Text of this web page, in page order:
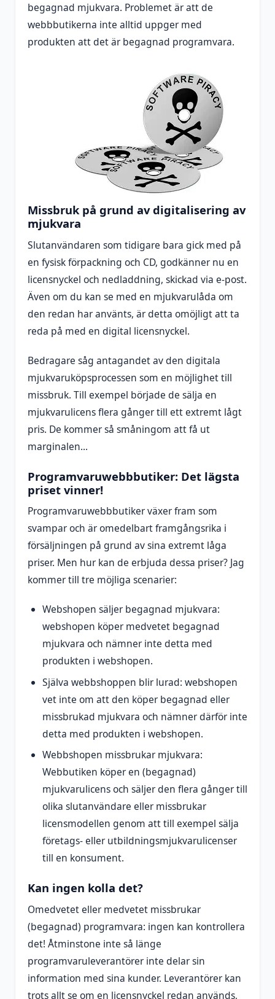
begagnad mjukvara. Problemet är att de
webbbutikerna inte alltid uppger med
produkten att det är begagnad programvara.
Missbruk på grund av digitalisering av
mjukvara
Slutanvändaren som tidigare bara gick med på
en fysisk förpackning och CD, godkänner nu en
licensnyckel och nedladdning, skickad via e-post.
Även om du kan se med en mjukvarulåda om
den redan har använts, är detta omöjligt att ta
reda på med en digital licensnyckel.
Bedragare såg antagandet av den digitala
mjukvaruköpsprocessen som en möjlighet till
missbruk. Till exempel började de sälja en
mjukvarulicens flera gånger till ett extremt lågt
pris. De kommer så småningom att få ut
marginalen...
Programvaruwebbbutiker: Det lägsta
priset vinner!
Programvaruwebbbutiker växer fram som
svampar och är omedelbart framgångsrika i
försäljningen på grund av sina extremt låga
priser. Men hur kan de erbjuda dessa priser? Jag
kommer till tre möjliga scenarier:
Webshopen säljer begagnad mjukvara:
webshopen köper medvetet begagnad
mjukvara och nämner inte detta med
produkten i webshopen.
Själva webbshoppen blir lurad: webshopen
vet inte om att den köper begagnad eller
missbrukad mjukvara och nämner därför inte
detta med produkten i webshopen.
Webbshopen missbrukar mjukvara:
Webbutiken köper en (begagnad)
mjukvarulicens och säljer den flera gånger till
olika slutanvändare eller missbrukar
licensmodellen genom att till exempel sälja
företags- eller utbildningsmjukvarulicenser
till en konsument.
Kan ingen kolla det?
Omedvetet eller medvetet missbrukar
(begagnad) programvara: ingen kan kontrollera
det! Åtminstone inte så länge
programvaruleverantörer inte delar sin
information med sina kunder. Leverantörer kan
trots allt se om en licensnyckel redan används,